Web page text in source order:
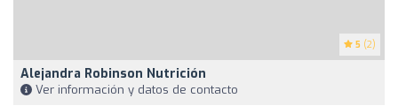
5 (2)
Alejandra Robinson Nutrición
Ver información y datos de contacto